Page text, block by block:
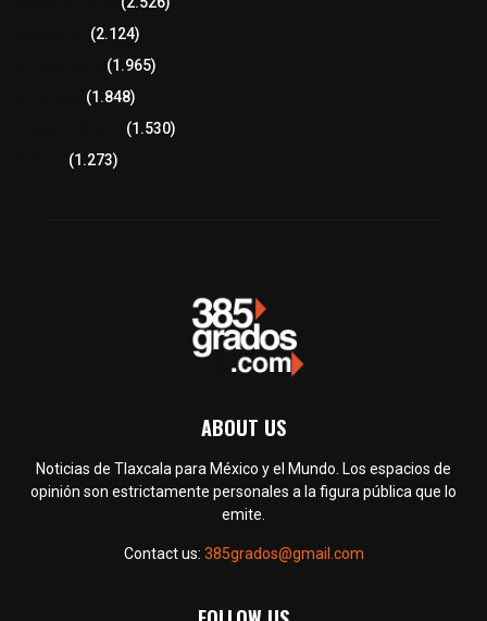
(2.124)
(1.965)
(1.848)
(1.530)
(1.273)
ABOUT US
Noticias de Tlaxcala para México y el Mundo. Los espacios de
opinión son estrictamente personales a la figura pública que lo
emite.
Contact us: 385grados@gmail.com